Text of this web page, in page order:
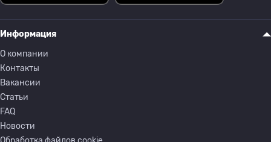
Информация
О компании
Контакты
Вакансии
Статьи
FAQ
Новости